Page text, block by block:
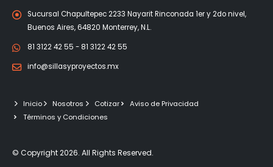
Sucursal Chapultepec 2233 Nayarit Rinconada 1er y 2do nivel,
Buenos Aires, 64820 Monterrey, N.L.
81 3122 42 55 - 81 3122 42 55
info@sillasyproyectos.mx
Inicio Nosotros Cotizar
Aviso de Privacidad
Términos y Condiciones
© Copyright 2026. All Rights Reserved.